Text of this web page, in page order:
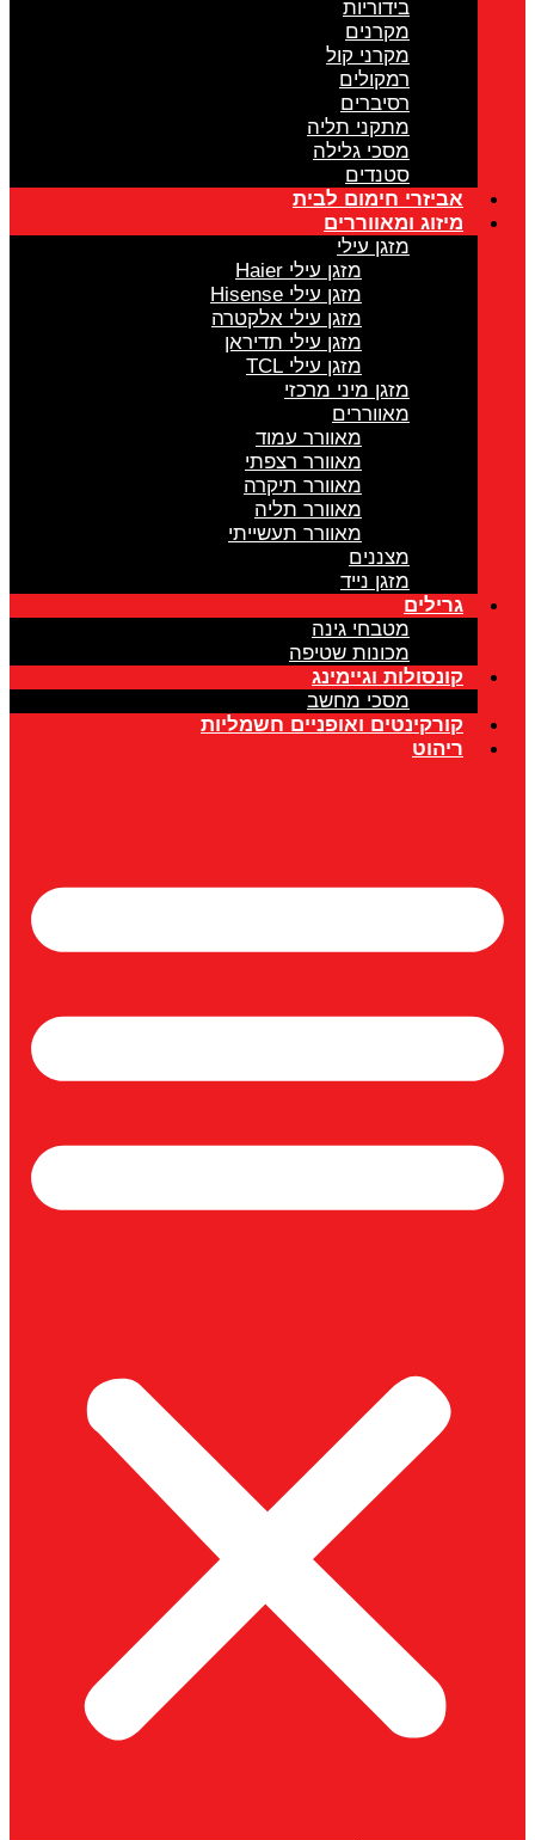
בידוריות
מקרנים
מקרני קול
רמקולים
רסיברים
מתקני תליה
מסכי גלילה
סטנדים
אביזרי חימום לבית
מיזוג ומאווררים
מזגן עילי
מזגן עילי Haier
מזגן עילי Hisense
מזגן עילי אלקטרה
מזגן עילי תדיראן
מזגן עילי TCL
מזגן מיני מרכזי
מאווררים
מאוורר עמוד
מאוורר רצפתי
מאוורר תיקרה
מאוורר תליה
מאוורר תעשייתי
מצננים
מזגן נייד
גרילים
מטבחי גינה
מכונות שטיפה
קונסולות וגיימינג
מסכי מחשב
קורקינטים ואופניים חשמליות
ריהוט